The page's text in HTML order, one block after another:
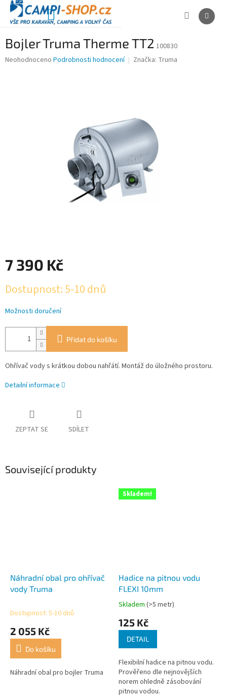
Přejít
obsah
NÁKUPNÍ
Bojler Truma Therme TT2 100830
Průměrné
Neohodnoceno Podrobnosti hodnocení Značka: Truma
7 390 Kč
cena:
Dostupnost: 5-10 dnů
Možnosti doručení
Přidat do košíku
Ohřívač vody s krátkou dobou nahřátí. Montáž do úložného prostoru.
Detailní informace
ZEPTAT SE SDÍLET
Související produkty
Náhradní obal pro ohřívač
vody Truma
Dostupnost: 5-10 dnů
2 055 Kč
Do košíku
Náhradní obal pro bojler Truma
Skladem!
Hadice na pitnou vodu
FLEXI 10mm
Průměrné
produktu
5
hvězdiček.
Skladem (>5 metr)
125 Kč
DETAIL
Flexibilní hadice na pitnou vodu.
Prověřeno dle nejnovějších
norem ohledně zásobování
pitnou vodou.